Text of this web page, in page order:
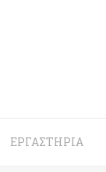
ΕΡΓΑΣΤΉΡΙΑ